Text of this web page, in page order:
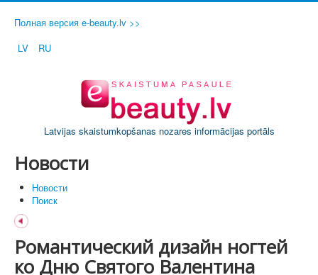
Полная версия e-beauty.lv >>
LV
RU
Latvijas skaistumkopšanas nozares informācijas portāls
Новости
Новости
Поиск
Романтический дизайн ногтей
ко Дню Святого Валентина